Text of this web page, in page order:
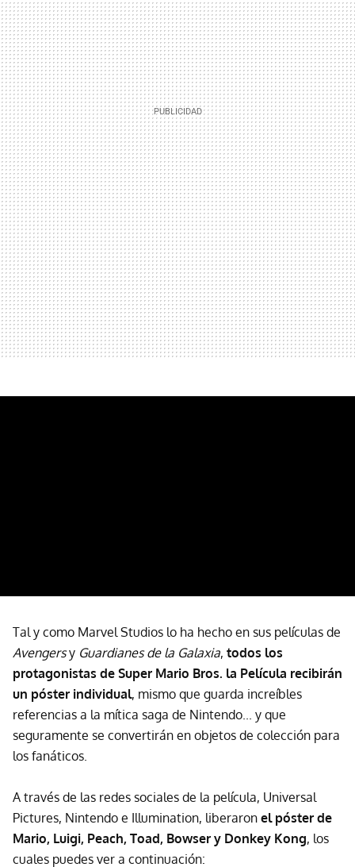
Tal y como Marvel Studios lo ha hecho en sus películas de
Avengersy Guardianes de la Galaxia, todos los
protagonistas de Super Mario Bros. la Película recibirán
un póster individual, mismo que guarda increíbles
referencias a la mítica saga de Nintendo... y que
seguramente se convertirán en objetos de colección para
los fanáticos.
A través de las redes sociales de la película, Universal
Pictures, Nintendo e Illumination, liberaron el póster de
Mario, Luigi, Peach, Toad, Bowser y Donkey Kong, los
cuales puedes ver a continuación: